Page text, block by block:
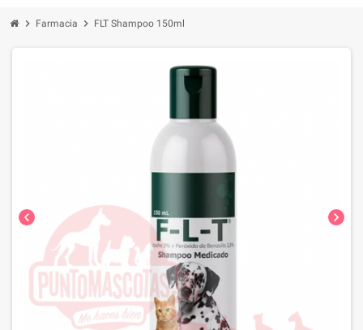
chevron_right Farmacia chevron_right FLT Shampoo 150ml
chevron_left chevron_right